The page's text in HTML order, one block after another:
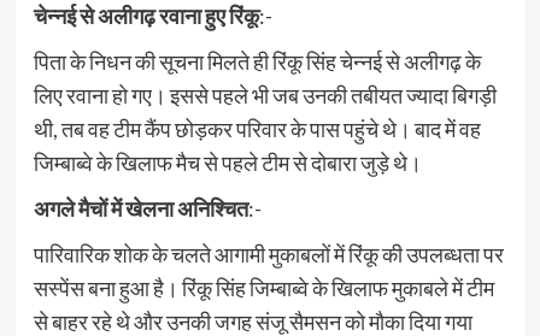
चेन्नई से अलीगढ़ रवाना हुए रिंकू:-
पिता के निधन की सूचना मिलते ही रिंकू सिंह चेन्नई से अलीगढ़ के
लिए रवाना हो गए। इससे पहले भी जब उनकी तबीयत ज्यादा बिगड़ी
थी, तब वह टीम कैंप छोड़कर परिवार के पास पहुंचे थे। बाद में वह
जिम्बाब्वे के खिलाफ मैच से पहले टीम से दोबारा जुड़े थे।
अगले मैचों में खेलना अनिश्चित:-
पारिवारिक शोक के चलते आगामी मुकाबलों में रिंकू की उपलब्धता पर
सस्पेंस बना हुआ है। र‍िंकू सिंह ज‍िम्बाब्वे के ख‍िलाफ मुकाबले में टीम
से बाहर रहे थे और उनकी जगह संजू सैमसन को मौका दिया गया